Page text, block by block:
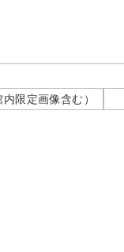
限定画像含む）